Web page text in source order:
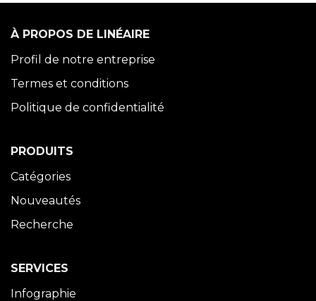
À PROPOS DE LINÉAIRE
Profil de notre entreprise
Termes et conditions
Politique de confidentialité
PRODUITS
Catégories
Nouveautés
Recherche
SERVICES
Infographie